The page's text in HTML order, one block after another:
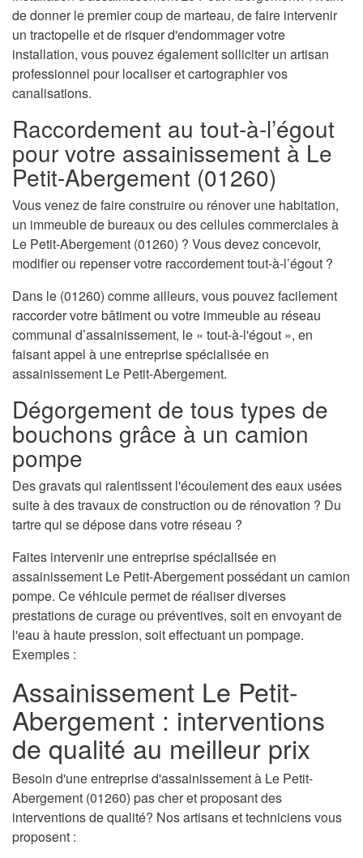
de donner le premier coup de marteau, de faire intervenir
un tractopelle et de risquer d'endommager votre
installation, vous pouvez également solliciter un artisan
professionnel pour localiser et cartographier vos
canalisations.
Raccordement au tout-à-l’égout
pour votre assainissement à Le
Petit-Abergement (01260)
Vous venez de faire construire ou rénover une habitation,
un immeuble de bureaux ou des cellules commerciales à
Le Petit-Abergement (01260) ? Vous devez concevoir,
modifier ou repenser votre raccordement tout-à-l’égout ?
Dans le (01260) comme ailleurs, vous pouvez facilement
raccorder votre bâtiment ou votre immeuble au réseau
communal d’assainissement, le « tout-à-l'égout », en
faisant appel à une entreprise spécialisée en
assainissement Le Petit-Abergement.
Dégorgement de tous types de
bouchons grâce à un camion
pompe
Des gravats qui ralentissent l'écoulement des eaux usées
suite à des travaux de construction ou de rénovation ? Du
tartre qui se dépose dans votre réseau ?
Faites intervenir une entreprise spécialisée en
assainissement Le Petit-Abergement possédant un camion
pompe. Ce véhicule permet de réaliser diverses
prestations de curage ou préventives, soit en envoyant de
l'eau à haute pression, soit effectuant un pompage.
Exemples :
Assainissement Le Petit-
Abergement : interventions
de qualité au meilleur prix
Besoin d'une entreprise d'assainissement à Le Petit-
Abergement (01260) pas cher et proposant des
interventions de qualité? Nos artisans et techniciens vous
proposent :